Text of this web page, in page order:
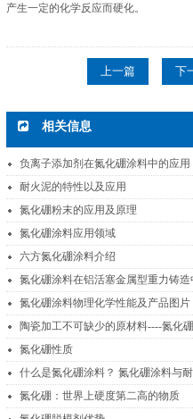
产生一定的化学反应而硬化。
上一篇 下
相关信息
负离子添加剂在氮化硼涂料中的应用
耐火泥的特性以及应用
氮化硼粉末的应用及原理
氮化硼涂料应用领域
六方氮化硼涂料介绍
氮化硼涂料在铝活塞金属型重力铸造
氮化硼涂料物理化学性能及产品图片
陶瓷加工不可缺少的原材料----氮化硼
氮化硼性质
什么是氮化硼涂料？ 氮化硼涂料与
氮化硼：世界上硬度第二高的物质